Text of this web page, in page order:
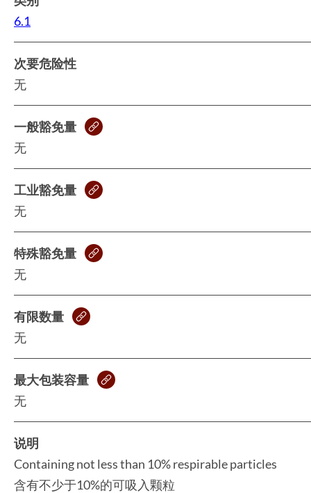
6.1
次要危险性
无
一般豁免量
无
工业豁免量
无
特殊豁免量
无
有限数量
无
最大包装容量
无
说明
Containing not less than 10% respirable particles
含有不少于10%的可吸入颗粒